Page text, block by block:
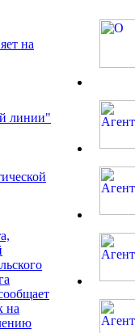
на
линии"
на